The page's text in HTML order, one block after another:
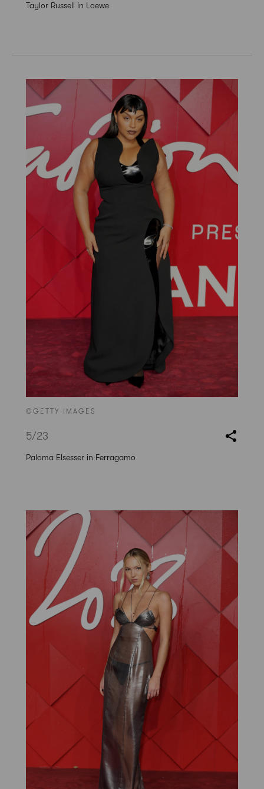
Taylor Russell in Loewe
©GETTY IMAGES
5/23
Paloma Elsesser in Ferragamo